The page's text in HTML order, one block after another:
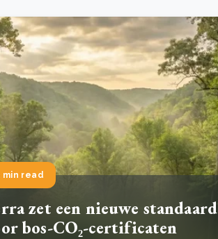
min read
zet een nieuwe standaard
bos-CO₂-certificaten